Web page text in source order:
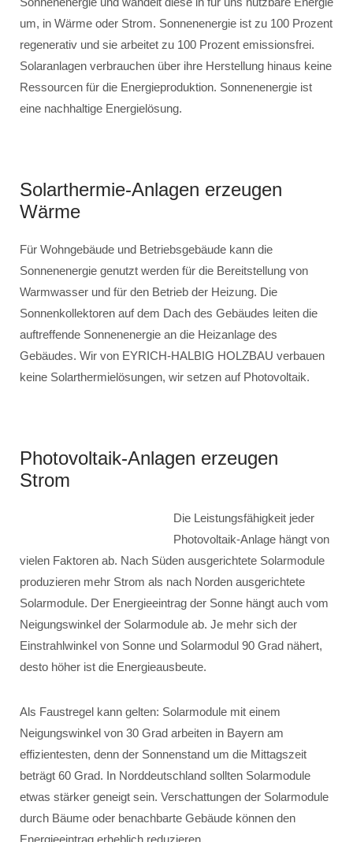
um, in Wärme oder Strom. Sonnenenergie ist zu 100 Prozent
regenerativ und sie arbeitet zu 100 Prozent emissionsfrei.
Solaranlagen verbrauchen über ihre Herstellung hinaus keine
Ressourcen für die Energieproduktion. Sonnenenergie ist
eine nachhaltige Energielösung.
Solarthermie-Anlagen erzeugen
Wärme
Für Wohngebäude und Betriebsgebäude kann die
Sonnenenergie genutzt werden für die Bereitstellung von
Warmwasser und für den Betrieb der Heizung. Die
Sonnenkollektoren auf dem Dach des Gebäudes leiten die
auftreffende Sonnenenergie an die Heizanlage des
Gebäudes. Wir von EYRICH-HALBIG HOLZBAU verbauen
keine Solarthermielösungen, wir setzen auf Photovoltaik.
Photovoltaik-Anlagen erzeugen
Strom
Die Leistungsfähigkeit jeder
Photovoltaik-Anlage hängt von
vielen Faktoren ab. Nach Süden ausgerichtete Solarmodule
produzieren mehr Strom als nach Norden ausgerichtete
Solarmodule. Der Energieeintrag der Sonne hängt auch vom
Neigungswinkel der Solarmodule ab. Je mehr sich der
Einstrahlwinkel von Sonne und Solarmodul 90 Grad nähert,
desto höher ist die Energieausbeute.
Als Faustregel kann gelten: Solarmodule mit einem
Neigungswinkel von 30 Grad arbeiten in Bayern am
effizientesten, denn der Sonnenstand um die Mittagszeit
beträgt 60 Grad. In Norddeutschland sollten Solarmodule
etwas stärker geneigt sein. Verschattungen der Solarmodule
durch Bäume oder benachbarte Gebäude können den
Energieeintrag erheblich reduzieren.